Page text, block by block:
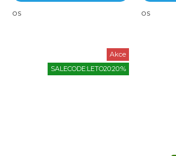
os os
Akce
SALECODE:LETO20:20:%